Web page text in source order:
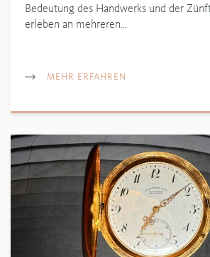
Bedeutung des Handwerks und der
erleben an mehreren…
MEHR ERFAHREN